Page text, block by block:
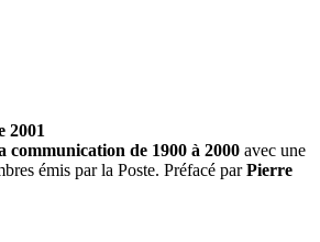
2001
communication de 1900 à 2000 avec une
émis par la Poste. Préfacé parPierre